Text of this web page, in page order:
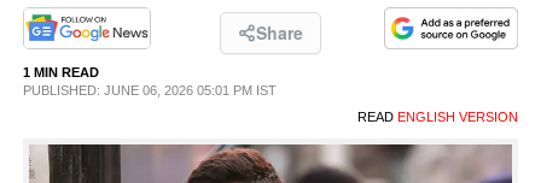
PHOTOS
LIFESTYLE
SPIRITUAL
Share
1 MIN READ
PUBLISHED: JUNE 06, 2026 05:01 PM IST
READ ENGLISH VERSION